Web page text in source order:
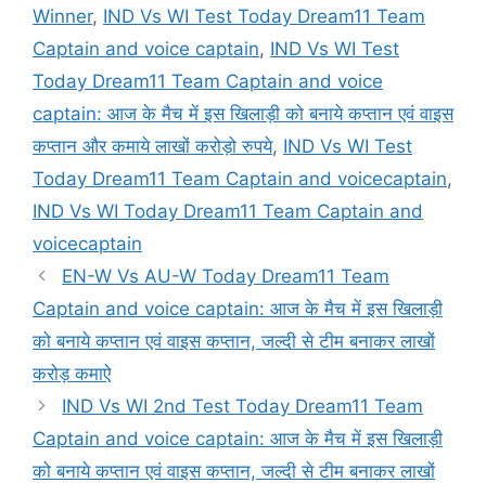
Winner, IND Vs WI Test Today Dream11 Team
Captain and voice captain, IND Vs WI Test
Today Dream11 Team Captain and voice
captain: आज के मैच में इस खिलाड़ी को बनाये कप्तान एवं वाइस
कप्तान और कमाये लाखों करोड़ो रुपये, IND Vs WI Test
Today Dream11 Team Captain and voicecaptain,
IND Vs WI Today Dream11 Team Captain and
voicecaptain
EN-W Vs AU-W Today Dream11 Team
Captain and voice captain: आज के मैच में इस खिलाड़ी
को बनाये कप्तान एवं वाइस कप्तान, जल्दी से टीम बनाकर लाखों
करोड़ कमाऐ
IND Vs WI 2nd Test Today Dream11 Team
Captain and voice captain: आज के मैच में इस खिलाड़ी
को बनाये कप्तान एवं वाइस कप्तान, जल्दी से टीम बनाकर लाखों